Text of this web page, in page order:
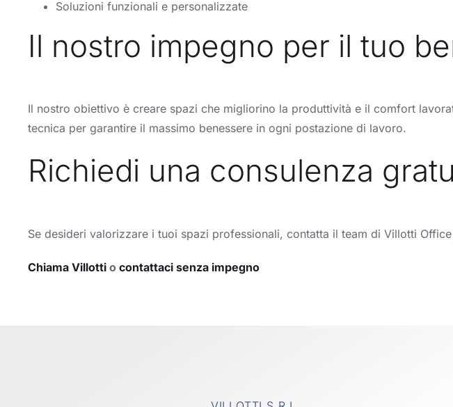
Soluzioni funzionali e personalizzate
Il nostro impegno per il tuo
Il nostro obiettivo è creare spazi che migliorino la produttività e il comfort
tecnica per garantire il massimo benessere in ogni postazione di lavoro.
Richiedi una consulenza
Se desideri valorizzare i tuoi spazi professionali, contatta il team di Villotti
Chiama Villotti o contattaci senza impegno